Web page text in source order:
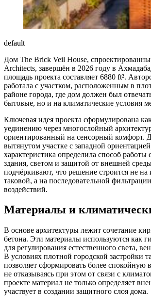
default
Дом The Brick Veil House,
Architects, завершён в 2026 году в
площадь проекта составляет 6880 ft².
работала с участком, расположенным в
районе города, где дом должен был
бытовые, но и на климатические условия
Ключевая идея проекта сформулирована
уединению через многослойный
ориентированный на сенсорный комфорт.
вытянутом участке с западной
характеристика определила способ работы
здания, светом и защитой от внешней
подчёркивают, что решение строится не на
таковой, а на последовательной
воздействий.
Материалы и
В основе архитектуры лежит сочетание
бетона. Эти материалы используются как
для регулирования естественного света,
В условиях плотной городской застройки
позволяет сформировать более спокойную
не отказываясь при этом от связи с
проекте материал не только определяет
участвует в создании защитного слоя дома.